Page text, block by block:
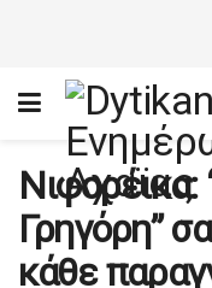
Νιφορέικα:
Γρηγόρη”
κάθε